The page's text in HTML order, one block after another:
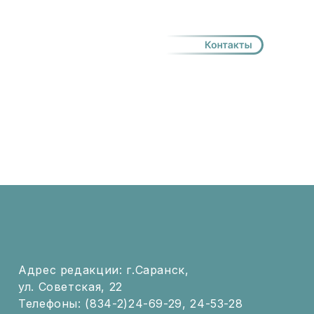
Адрес редакции: г.Саранск,
ул. Советская, 22
Телефоны: (834-2)24-69-29, 24-53-28